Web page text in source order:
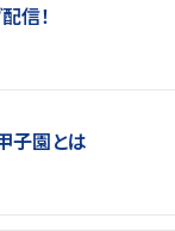
信！
子園とは